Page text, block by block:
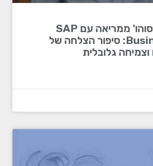
איך רשת 'סוהו' ממריאה עם SAP
Business One: סיפור הצלחה של
וצמיחה גלובלית